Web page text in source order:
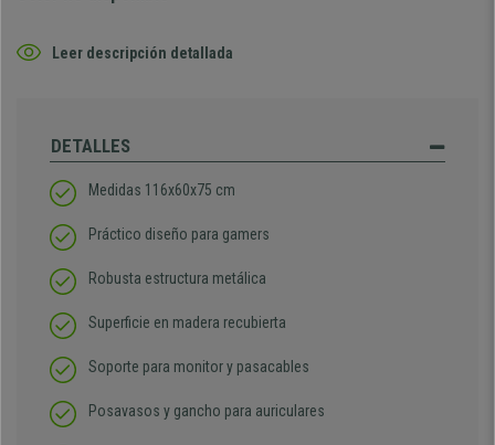
Leer descripción detallada
DETALLES
Medidas 116x60x75 cm
Práctico diseño para gamers
Robusta estructura metálica
Superficie en madera recubierta
Soporte para monitor y pasacables
Posavasos y gancho para auriculares